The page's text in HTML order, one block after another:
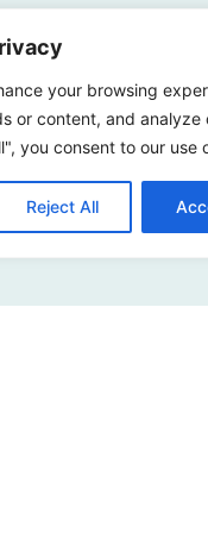
your browsing
or content, and analyze
you consent to our use
Reject All